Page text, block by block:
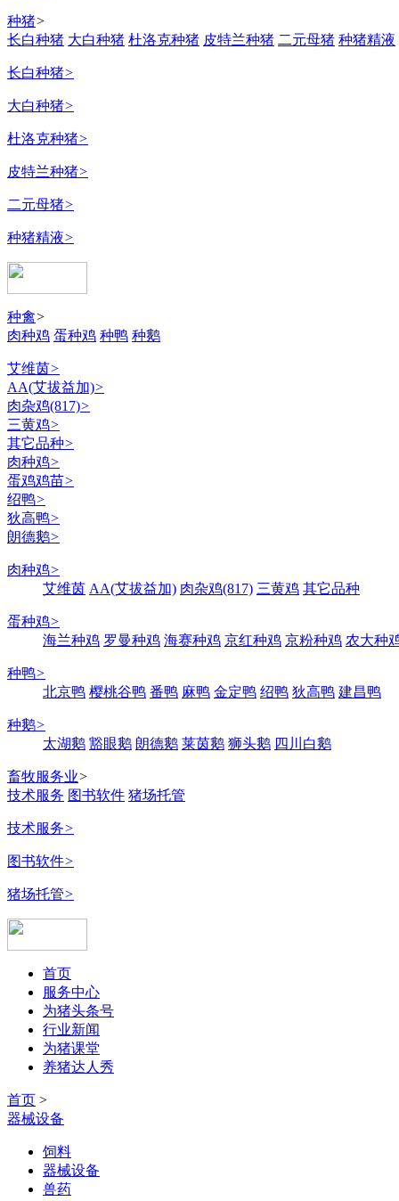
种猪>
长白种猪 大白种猪 杜洛克种猪 皮特兰种猪 二元母猪 种猪精液
长白种猪>
大白种猪>
杜洛克种猪>
皮特兰种猪>
二元母猪>
种猪精液>
种禽>
肉种鸡 蛋种鸡 种鸭 种鹅
艾维茵>
AA(艾拔益加)>
肉杂鸡(817)>
三黄鸡>
其它品种>
肉种鸡>
蛋鸡鸡苗>
绍鸭>
狄高鸭>
朗德鹅>
肉种鸡>
艾维茵 AA(艾拔益加) 肉杂鸡(817) 三黄鸡 其它品种
蛋种鸡>
海兰种鸡 罗曼种鸡 海赛种鸡 京红种鸡 京粉种鸡 农大种
种鸭>
北京鸭 樱桃谷鸭 番鸭 麻鸭 金定鸭 绍鸭 狄高鸭 建昌鸭
种鹅>
太湖鹅 豁眼鹅 朗德鹅 莱茵鹅 狮头鹅 四川白鹅
畜牧服务业>
技术服务 图书软件 猪场托管
技术服务>
图书软件>
猪场托管>
首页
服务中心
为猪头条号
行业新闻
为猪课堂
养猪达人秀
首页 >
器械设备
饲料
器械设备
兽药